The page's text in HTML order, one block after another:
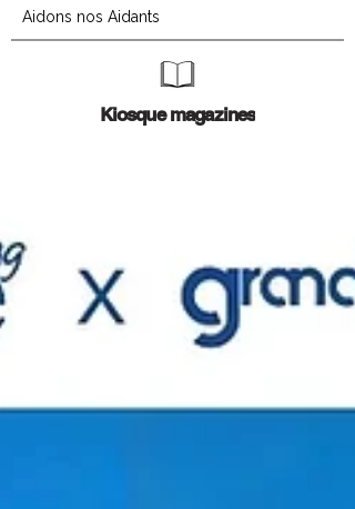
Aidons nos Aidants
Kiosque magazines